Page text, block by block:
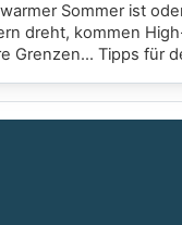
Sommer ist
dreht, kommen
Grenzen... Tipps für